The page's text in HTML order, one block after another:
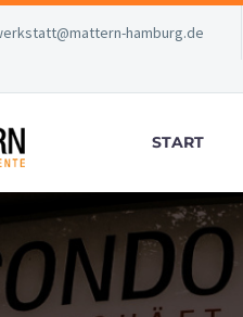
hamburg.de
START